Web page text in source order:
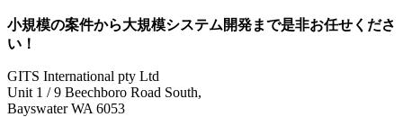
小規模の案件から大規模システム開発まで是非お任せくださ
い！
GITS International pty Ltd
Unit 1 / 9 Beechboro Road South,
Bayswater WA 6053